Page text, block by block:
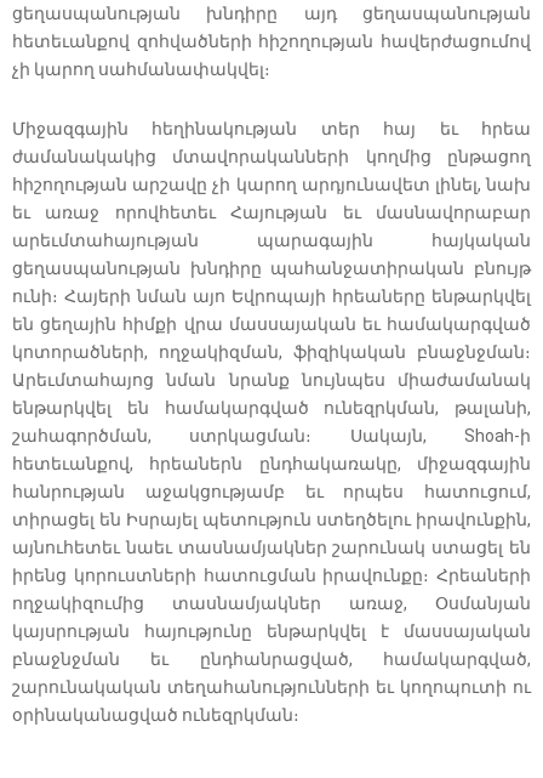
ցեղասպանության խնդիրը այդ ցեղասպանության
հետեւանքով զոհվածների հիշողության հավերժացումով
չի կարող սահմանափակվել։
Միջազգային հեղինակության տեր հայ եւ հրեա
ժամանակակից մտավորականների կողմից ընթացող
հիշողության արշավը չի կարող արդյունավետ լինել, նախ
եւ առաջ որովհետեւ Հայության եւ մասնավորաբար
արեւմտահայության պարագային հայկական
ցեղասպանության խնդիրը պահանջատիրական բնույթ
ունի։ Հայերի նման այո Եվրոպայի հրեաները ենթարկվել
են ցեղային հիմքի վրա մասսայական եւ համակարգված
կոտորածների, ողջակիզման, ֆիզիկական բնաջնջման։
Արեւմտահայոց նման նրանք նույնպես միաժամանակ
ենթարկվել են համակարգված ունեզրկման, թալանի,
շահագործման, ստրկացման։ Սակայն, Shoah-ի
հետեւանքով, հրեաներն ընդհակառակը, միջազգային
հանրության աջակցությամբ եւ որպես հատուցում,
տիրացել են Իսրայել պետություն ստեղծելու իրավունքին,
այնուհետեւ նաեւ տասնամյակներ շարունակ ստացել են
իրենց կորուստների հատուցման իրավունքը։ Հրեաների
ողջակիզումից տասնամյակներ առաջ, Օսմանյան
կայսրության հայությունը ենթարկվել է մասսայական
բնաջնջման եւ ընդհանրացված, համակարգված,
շարունակական տեղահանությունների եւ կողոպուտի ու
օրինականացված ունեզրկման։